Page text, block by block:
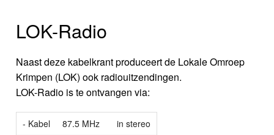
LOK-Radio
Naast deze kabelkrant produceert de Lokale Omroep
Krimpen (LOK) ook radiouitzendingen.
LOK-Radio is te ontvangen via:
- Kabel 87.5 MHz
in stereo